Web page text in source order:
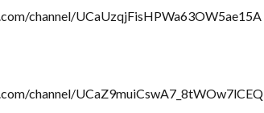
channel/UCaUzqjFisHPWa63OW5ae15A
channel/UCaZ9muiCswA7_8tWOw7lCEQ